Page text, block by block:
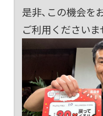
是非、この機会を
ご利用ください